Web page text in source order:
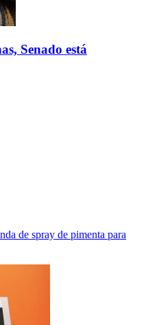
Senado está
de spray de pimenta para